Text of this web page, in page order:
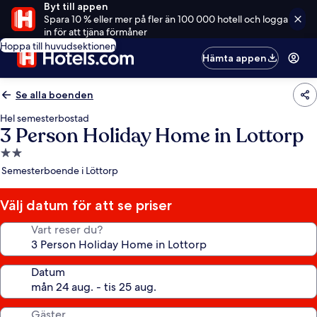
Byt till appen
Spara 10 % eller mer på fler än 100 000 hotell och logga
in för att tjäna förmåner
Hoppa till huvudsektionen
Hämta appen
Se alla boenden
Hel semesterbostad
3 Person Holiday Home in Lottorp
2.0-
stjärnigt
Semesterboende i Löttorp
Välj datum för att se priser
Vart reser du?
Datum